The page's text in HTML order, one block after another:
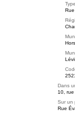
Rue
Dans
10,
Sur un
Rue